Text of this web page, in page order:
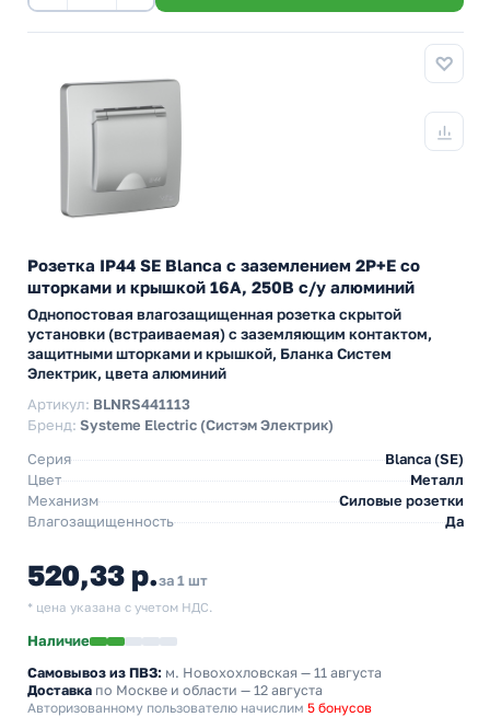
Розетка IP44 SE Blanca с заземлением 2Р+Е со
шторками и крышкой 16А, 250В с/у алюминий
Однопостовая влагозащищенная розетка скрытой
установки (встраиваемая) с заземляющим контактом,
защитными шторками и крышкой, Бланка Систем
Электрик, цвета алюминий
Артикул: BLNRS441113
Бренд: Systeme Electric (Систэм Электрик)
Серия
Blanca (SE)
Цвет
Металл
Механизм
Силовые розетки
Влагозащищенность
Да
520,33 р.за 1 шт
* цена указана с учетом НДС.
Наличие
Самовывоз из ПВЗ: м. Новохохловская — 11 августа
Доставка по Москве и области — 12 августа
Авторизованному пользователю начислим 5 бонусов